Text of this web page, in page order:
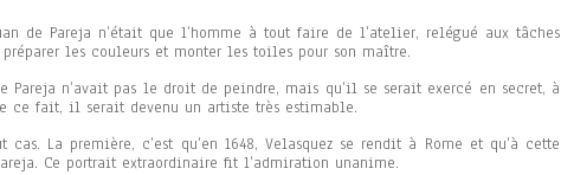
de Pareja n’était que l’homme à tout faire de l’atelier, relégué aux tâches
les couleurs et monter les toiles pour son maître.
Pareja n’avait pas le droit de peindre, mais qu’il se serait exercé en secret, à
ce fait, il serait devenu un artiste très estimable.
cas. La première, c’est qu’en 1648, Velasquez se rendit à Rome et qu’à cette
Ce portrait extraordinaire fit l’admiration unanime.